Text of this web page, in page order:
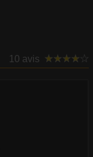
10 avis